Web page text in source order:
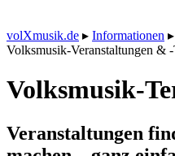
volXmusik.de ▸ Informationen ▸
Volksmusik-Veranstaltungen &
Volksmusik-
Veranstaltungen